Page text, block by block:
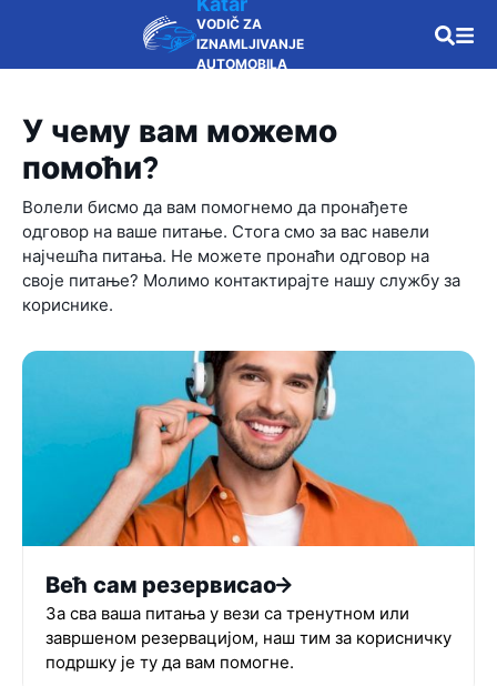
VODIČ ZA
IZNAMLJIVANJE
AUTOMOBILA
У чему вам можемо
помоћи?
Волели бисмо да вам помогнемо да пронађете
одговор на ваше питање. Стога смо за вас навели
најчешћа питања. Не можете пронаћи одговор на
своје питање? Молимо контактирајте нашу службу за
кориснике.
Већ сам резервисао
За сва ваша питања у вези са тренутном или
завршеном резервацијом, наш тим за корисничку
подршку је ту да вам помогне.